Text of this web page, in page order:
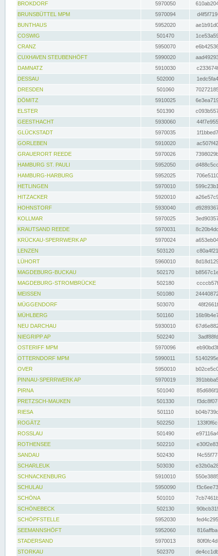
BROKDORF
5970050
BRUNSBÜTTEL MPM
5970094
BUNTHAUS
5952020
COSWIG
501470
CRANZ
5950070
CUXHAVEN STEUBENHÖFT
5990020
DAMNATZ
5910030
DESSAU
502000
DRESDEN
501060
DÖMITZ
5910025
ELSTER
501390
GEESTHACHT
5930060
GLÜCKSTADT
5970035
GORLEBEN
5910020
GRAUERORT REEDE
5970026
HAMBURG ST. PAULI
5952050
HAMBURG-HARBURG
5952025
HETLINGEN
5970010
HITZACKER
5920010
HOHNSTORF
5930040
KOLLMAR
5970025
KRAUTSAND REEDE
5970031
KRÜCKAU-SPERRWERK AP
5970024
LENZEN
503120
LÜHORT
5960010
MAGDEBURG-BUCKAU
502170
MAGDEBURG-STROMBRÜCKE
502180
MEISSEN
501080
MÜGGENDORF
503070
MÜHLBERG
501160
NEU DARCHAU
5930010
NIEGRIPP AP
502240
OSTERIFF MPM
5970096
OTTERNDORF MPM
5990011
OVER
5950010
PINNAU-SPERRWERK AP
5970019
PIRNA
501040
PRETZSCH-MAUKEN
501330
RIESA
501110
ROGÄTZ
502250
ROSSLAU
501490
ROTHENSEE
502210
SANDAU
502430
SCHARLEUK
503030
SCHNACKENBURG
5910010
SCHULAU
5950090
SCHÖNA
501010
SCHÖNEBECK
502130
SCHÖPFSTELLE
5952030
SEEMANNSHÖFT
5952060
STADERSAND
5970013
STORKAU
502370